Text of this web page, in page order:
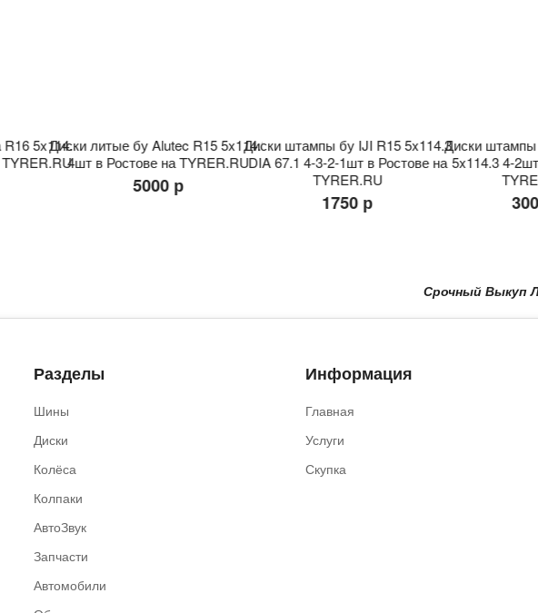
Диски литые бу Alutec R15 5x114.3
4шт в Ростове на TYRER.RU
5000 р
Диски штампы бу IJI R15 5x114.3
DIA 67.1 4-3-2-1шт в Ростове на
TYRER.RU
1750 р
Диски штампы бу
5x114.3 4-2шт в
3000 р
Срочный Выкуп
Разделы
Шины
Диски
Колёса
Колпаки
АвтоЗвук
Запчасти
Автомобили
Информация
Главная
Услуги
Скупка